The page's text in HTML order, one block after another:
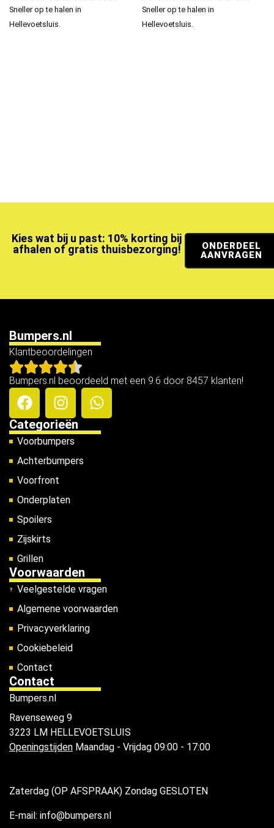
Sneller op te halen in
Hellevoetsluis.
Sneller op te halen in
Hellevoetsluis.
Kies wat bij u past: 10% korting bij
afhalen of gratis thuisbezorging!
ONDERDEEL
AANVRAGEN
Bumpers.nl
Klantbeoordelingen
Bumpers.nl beoordeeld met een 9.6 door 8457 klanten!
Categorieën
Voorbumpers
Achterbumpers
Voorfront
Onderplaten
Spoilers
Zijskirts
Grillen
Voorwaarden
Veelgestelde vragen
Algemene voorwaarden
Privacyverklaring
Cookiebeleid
Contact
Contact
Bumpers.nl
Ravenseweg 9
3223 LM HELLEVOETSLUIS
Openingstijden Maandag - Vrijdag 09:00 - 17:00
Zaterdag (OP AFSPRAAK) Zondag GESLOTEN
E-mail: info@bumpers.nl